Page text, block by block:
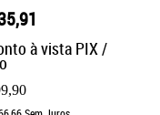
à vista PIX /